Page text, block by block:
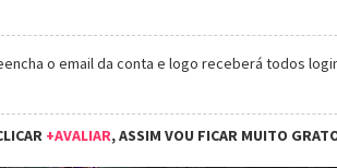
o email da conta e logo receberá todos
+AVALIAR, ASSIM VOU FICAR MUITO